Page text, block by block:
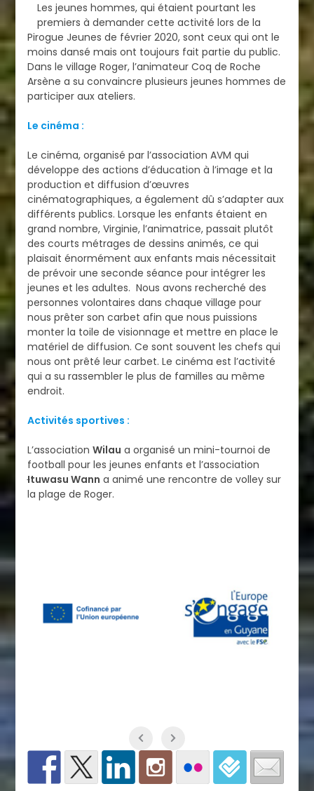
Les jeunes hommes, qui étaient pourtant les
premiers à demander cette activité lors de la
Pirogue Jeunes de février 2020, sont ceux qui ont le
moins dansé mais ont toujours fait partie du public.
Dans le village Roger, l’animateur Coq de Roche
Arsène a su convaincre plusieurs jeunes hommes de
participer aux ateliers.
Le cinéma :
Le cinéma, organisé par l’association AVM qui
développe des actions d’éducation à l’image et la
production et diffusion d’œuvres
cinématographiques, a également dû s’adapter aux
différents publics. Lorsque les enfants étaient en
grand nombre, Virginie, l’animatrice, passait plutôt
des courts métrages de dessins animés, ce qui
plaisait énormément aux enfants mais nécessitait
de prévoir une seconde séance pour intégrer les
jeunes et les adultes. Nous avons recherché des
personnes volontaires dans chaque village pour
nous prêter son carbet afin que nous puissions
monter la toile de visionnage et mettre en place le
matériel de diffusion. Ce sont souvent les chefs qui
nous ont prêté leur carbet. Le cinéma est l’activité
qui a su rassembler le plus de familles au même
endroit.
Activités sportives :
L’association Wilau a organisé un mini-tournoi de
football pour les jeunes enfants et l’association
Ituwasu Wann a animé une rencontre de volley sur
la plage de Roger.